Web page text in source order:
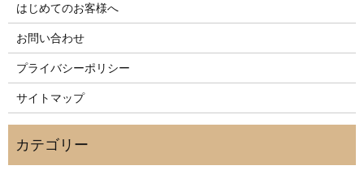
はじめてのお客様へ
お問い合わせ
プライバシーポリシー
サイトマップ